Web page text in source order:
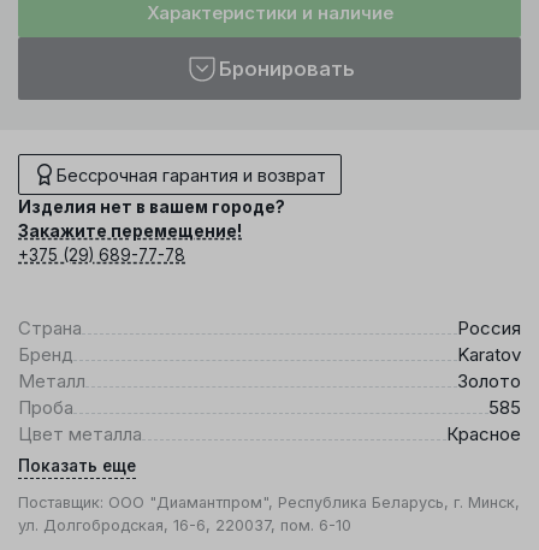
Характеристики и наличие
Бронировать
Бессрочная гарантия и возврат
Изделия нет в вашем городе?
Закажите перемещение!
+375 (29) 689-77-78
Страна
Россия
Бренд
Karatov
Металл
Золото
Проба
585
Цвет металла
Красное
Показать еще
Поставщик: ООО "Диамантпром", Республика Беларусь, г. Минск,
ул. Долгобродская, 16-6, 220037, пом. 6-10